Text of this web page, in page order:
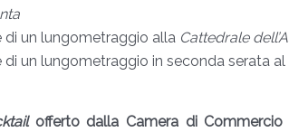
di un lungometraggio alla Cattedrale
di un lungometraggio in seconda serata al
offerto dalla Camera di Commercio